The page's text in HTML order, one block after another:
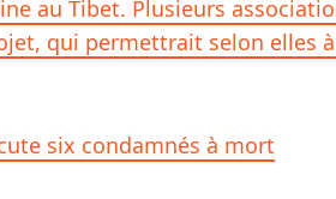
au Tibet. Plusieurs
qui permettrait selon elles à
six condamnés à mort